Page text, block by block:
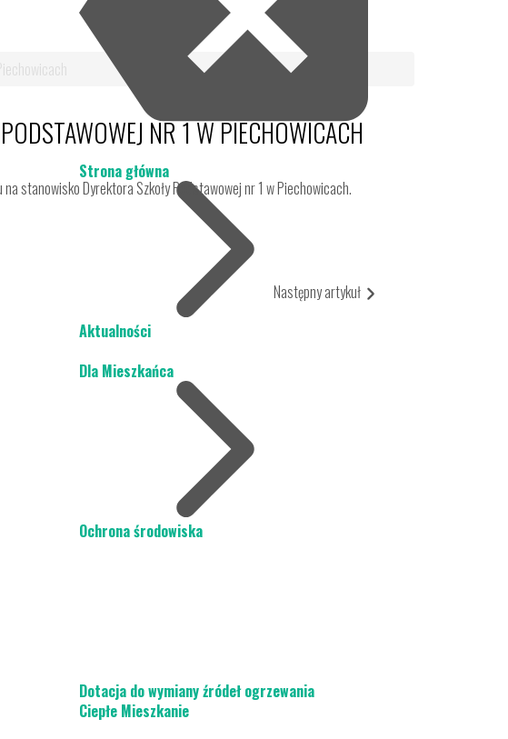
Strona główna
Aktualności
Dla Mieszkańca
Ochrona środowiska
Dotacja do wymiany źródeł ogrzewania
Ciepłe Mieszkanie
NR 1 W PIECHOWICACH
stanowisko Dyrektora Szkoły Podstawowej nr 1 w Piechowicach.
Następny artykuł